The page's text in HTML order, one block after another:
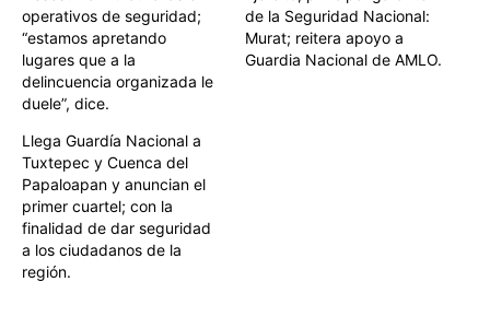
operativos de seguridad;
“estamos apretando
lugares que a la
delincuencia organizada le
duele”, dice.
de la Seguridad Nacional:
Murat; reitera apoyo a
Guardia Nacional de AMLO.
Llega Guardía Nacional a
Tuxtepec y Cuenca del
Papaloapan y anuncian el
primer cuartel; con la
finalidad de dar seguridad
a los ciudadanos de la
región.